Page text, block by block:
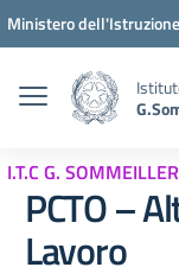
Vai ai contenuti
Vai al menu di
Vai al footer
Ministero
I.T.C G. SOMMEILLER
PCTO –
Lavoro